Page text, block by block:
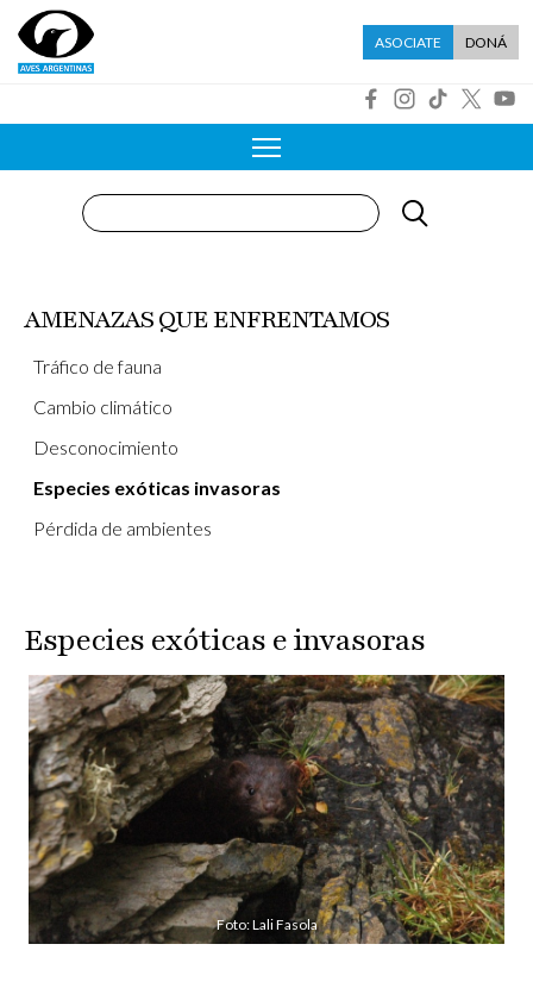
Pasar al contenido principal
Menú asociate
ASOCIATE DONÁ
Buscar
AMENAZAS QUE ENFRENTAMOS
Tráfico de fauna
Cambio climático
Desconocimiento
Especies exóticas invasoras
Pérdida de ambientes
Especies exóticas e invasoras
Foto: Lali Fasola